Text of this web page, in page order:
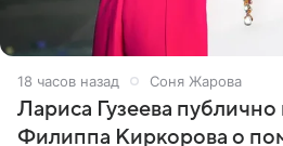
18 часов назад Соня Жарова
Лариса Гузеева
Филиппа Киркорова о